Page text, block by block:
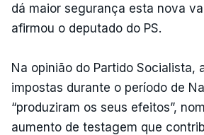
dá maior segurança esta nova
afirmou o deputado do PS.
Na opinião do Partido Socialista,
impostas durante o período de
“produziram os seus efeitos”,
aumento de testagem que